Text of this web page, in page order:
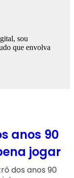
sou
que envolva
anos 90
jogar
dos anos 90